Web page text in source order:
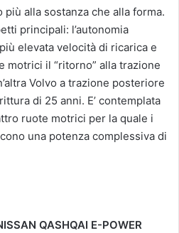
più alla sostanza che alla forma.
principali: l’autonomia
elevata velocità di ricarica e
motrici il “ritorno” alla trazione
Volvo a trazione posteriore
di 25 anni. E’ contemplata
ruote motrici per la quale i
una potenza complessiva di
QASHQAI E-POWER